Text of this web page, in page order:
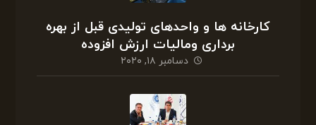
کارخانه ها و واحدهای تولیدی قبل از بهره
برداری ومالیات ارزش افزوده
دسامبر ۱۸, ۲۰۲۰